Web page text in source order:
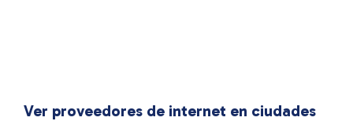
Ver proveedores de internet en ciudades